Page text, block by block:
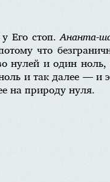
у Его стоп.Ананта-
что
нулей и один
и так далее — и
на природу нуля.